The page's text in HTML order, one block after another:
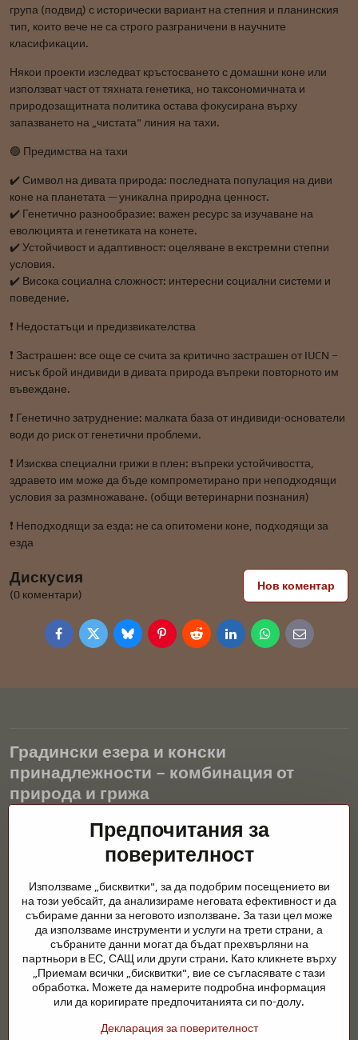
група (подвид) с исторически вариант на степния и планинския
тип, които вече не са строго разграничени в научните
класификации.
Някои проекти изследват кръстосването с домашни коне или
използват част от тяхната генетика, но таксономичната и
природозащитната политика остава фокусирана върху
запазването на „чистата" линия на тахи.
🟢 Предимства на тахи
✔️ Символ на дивата природа: последната популация на диви
коне на планетата — уникална природна ценност.
✔️ Генетично разнообразие: важен ресурс за изучаване на
еволюцията и генетиката на конете.
✔️ Устойчивост и адаптивност: оцеляване в екстремни степни
условия.
✔️ Висока социална сложност: интересни социални системи и
поведение.
❗ Недостатъци и предизвикателства
❗ Застрашен: все още се счита за критично застрашен от IUCN –
нисък брой индивиди в дивата природа въпреки повторното им
въвеждане.
❗ Генетично затруднение: малката база от индивиди-основатели
води до риск от генетични проблеми.
❗ Изисква специални грижи в плен: въпреки устойчивостта,
здравето им може да бъде компрометирано при неподходящи
условия за размножаване. (общи ветеринарни познания)
❗ Неподходящи за езда: не са опитомени коне, подходящи за
езда
Дискусия
(0 коментари)
Нов коментар
FacebookTwitterBlueskyPinterestRedditLinkedInWhatsApp
E-
mail
Градински езера и конски
принадлежности – комбинация от
природа и грижа
Градинските езера са красиво допълнение към всеки екстериор
и създават хармонична среда за релаксация и живот на водните
животни. Правилната технология, филтрацията и редовната
през цялата година. Също толкова важна е грижата за
животните, които са част от нашия живот.
Конете се нуждаят от висококачествени конски принадлежности,
правилно хранене и отговорни грижи, за да бъдат здрави, силни
и доволни. Независимо дали става въпрос за екипировка за
ездачи, развъдчици или любители на природата, целта е да се
създаде среда, която подкрепя естествения баланс,
Предпочитания за
поверителност
Използваме „бисквитки", за да подобрим посещението ви
на този уебсайт, да анализираме неговата ефективност и да
събираме данни за неговото използване. За тази цел може
да използваме инструменти и услуги на трети страни, а
събраните данни могат да бъдат прехвърляни на
партньори в ЕС, САЩ или други страни. Като кликнете върху
„Приемам всички „бисквитки", вие се съгласявате с тази
обработка. Можете да намерите подробна информация
или да коригирате предпочитанията си по-долу.
Декларация за поверителност